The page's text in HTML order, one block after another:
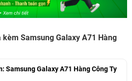
Samsung Galaxy A71 Hàng
Samsung Galaxy A71 Hàng Công Ty